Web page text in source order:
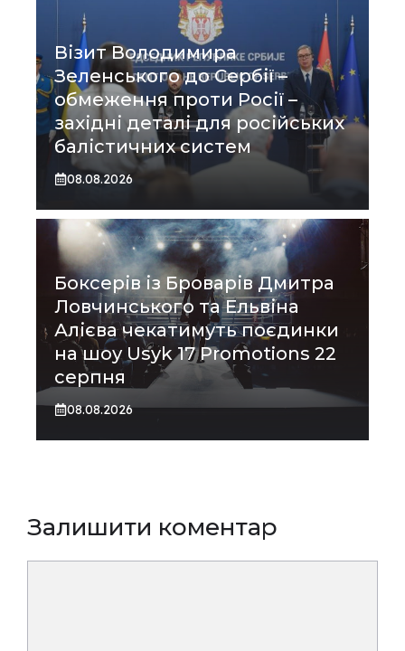
Візит Володимира
Зеленського до Сербії –
обмеження проти Росії –
західні деталі для російських
балістичних систем
08.08.2026
Боксерів із Броварів Дмитра
Ловчинського та Ельвіна
Алієва чекатимуть поєдинки
на шоу Usyk 17 Promotions 22
серпня
08.08.2026
Залишити коментар